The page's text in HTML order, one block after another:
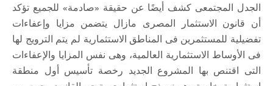
الجدل المجتمعى كشف أيضًا عن حقيقة «صادمة» للجميع تؤكد
أن قانون الاستثمار المصرى مازال يتضمن مزايا وإعفاءات
تفضيلية للمستثمرين فى المناطق الاستثمارية لم يتم الترويج لها
فى الأوساط الاستثمارية العالمية، وهى نفس المزايا والإعفاءات
التى اقتنص بها المشروع الجديد رخصة تأسيس أول منطقة